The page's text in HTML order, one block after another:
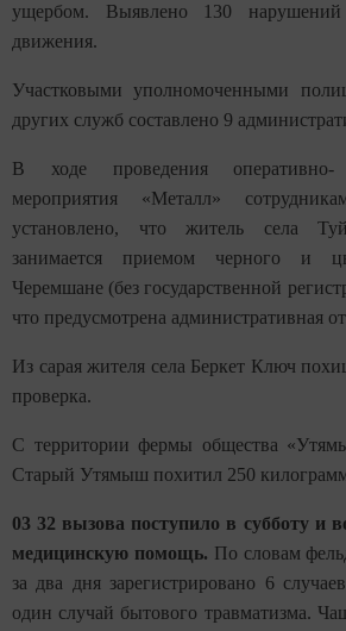
ущербом. Выявлено 130
движения.
Участковыми уполномоченными
других служб составлено 9
В ходе проведения оперативно-
мероприятия «Металл»
установлено, что житель села
занимается приемом черного и
Черемшане (без государственной
что предусмотрена административная
Из сарая жителя села Беркет Ключ
проверка.
С территории фермы общества
Старый Утямыш похитил 250
03 32 вызова поступило в субботу и
медицинскую помощь. По словам
за два дня зарегистрировано 6
один случай бытового травматизма.